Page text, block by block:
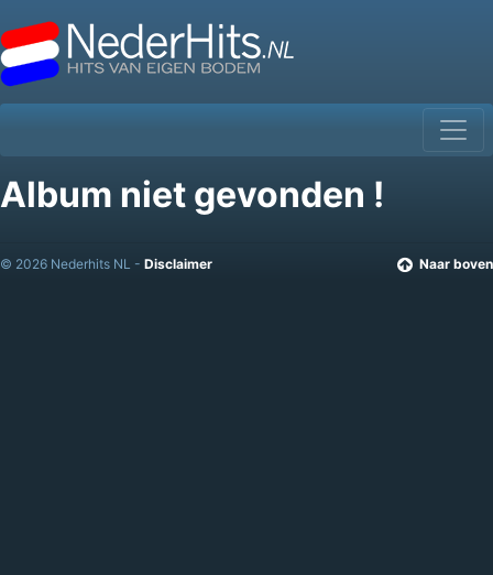
Album niet gevonden !
Naar boven
© 2026 Nederhits NL - Disclaimer